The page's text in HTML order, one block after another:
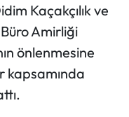
Kaçakçılık ve
Amirliği
önlenmesine
kapsamında